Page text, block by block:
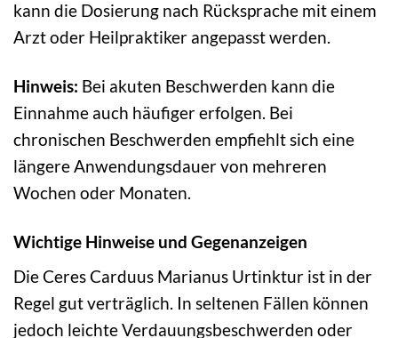
kann die Dosierung nach Rücksprache mit einem
Arzt oder Heilpraktiker angepasst werden.
Hinweis: Bei akuten Beschwerden kann die
Einnahme auch häufiger erfolgen. Bei
chronischen Beschwerden empfiehlt sich eine
längere Anwendungsdauer von mehreren
Wochen oder Monaten.
Wichtige Hinweise und Gegenanzeigen
Die Ceres Carduus Marianus Urtinktur ist in der
Regel gut verträglich. In seltenen Fällen können
jedoch leichte Verdauungsbeschwerden oder